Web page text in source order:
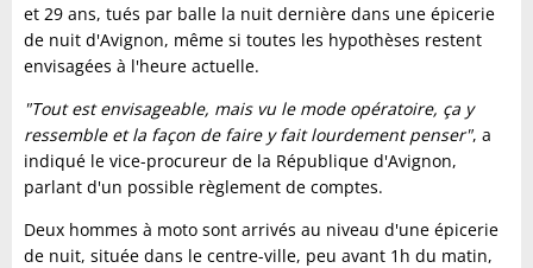
et 29 ans, tués par balle la nuit dernière dans une épicerie
de nuit d'Avignon, même si toutes les hypothèses restent
envisagées à l'heure actuelle.
"Tout est envisageable, mais vu le mode opératoire, ça y
ressemble et la façon de faire y fait lourdement penser", a
indiqué le vice-procureur de la République d'Avignon,
parlant d'un possible règlement de comptes.
Deux hommes à moto sont arrivés au niveau d'une épicerie
de nuit, située dans le centre-ville, peu avant 1h du matin,